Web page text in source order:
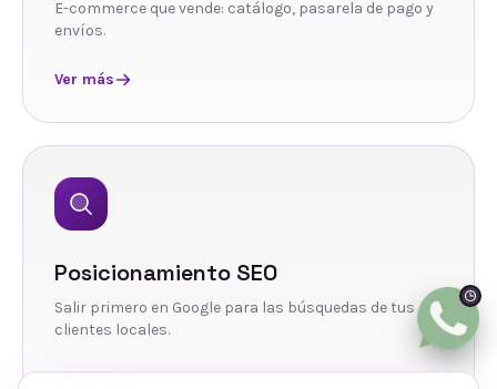
E-commerce que vende: catálogo, pasarela de pago y
envíos.
Ver más
Posicionamiento SEO
Salir primero en Google para las búsquedas de tus
clientes locales.
Ver más